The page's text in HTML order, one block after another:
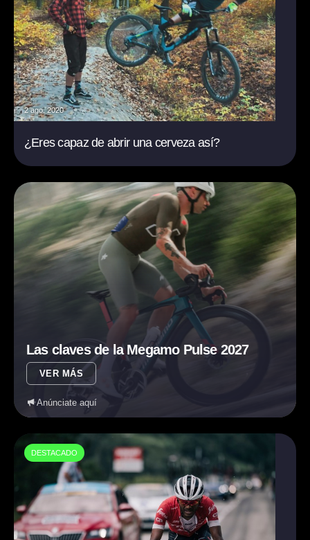
2 ago. 2020
¿Eres capaz de abrir una cerveza así?
Las claves de la Megamo Pulse 2027
VER MÁS
Anúnciate aquí
DESTACADO